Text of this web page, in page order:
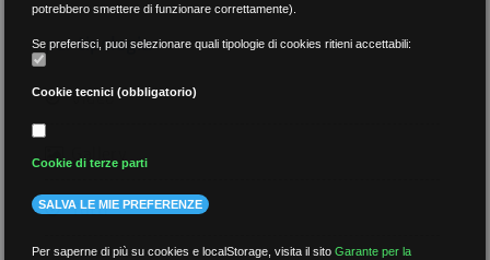
per tipologia
Video
Gallery
Tutti
potrebbero smettere di funzionare correttamente).
Se preferisci, puoi selezionare quali tipologie di cookies ritieni accettabili:
Cookie tecnici (obbligatorio)
Cookie di terze parti
SALVA LE MIE PREFERENZE
Per saperne di più su cookies e localStorage, visita il sitoGarante per la